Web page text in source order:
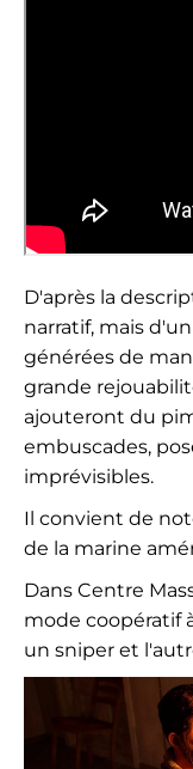
D'après la
narratif, mais
générées de
grande
ajouteront du
embuscades,
imprévisibles.
Il convient de
de la marine
Dans Centre
mode coopératif
un sniper et